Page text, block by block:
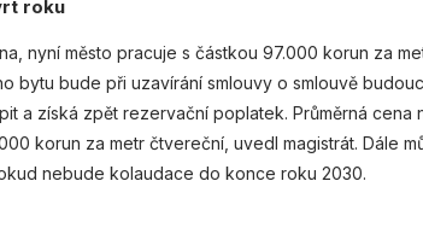
roku
nyní město pracuje s částkou 97.000 korun za
bytu bude při uzavírání smlouvy o smlouvě
a získá zpět rezervační poplatek. Průměrná cena
korun za metr čtvereční, uvedl magistrát. Dále
nebude kolaudace do konce roku 2030.